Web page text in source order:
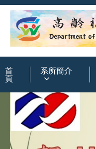
首
頁
系所簡介